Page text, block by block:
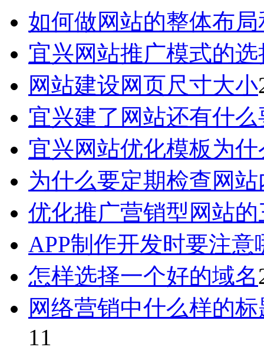
如何做网站的整体布
宜兴网站推广模式的
网站建设网页尺寸大小
宜兴建了网站还有什
宜兴网站优化模板为
为什么要定期检查网
优化推广营销型网站
APP制作开发时要注意
怎样选择一个好的域名
网络营销中什么样的
11